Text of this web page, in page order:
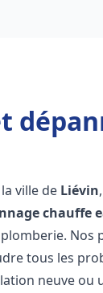
ville de Liévin
chauffe
Nos
tous les
neuve ou